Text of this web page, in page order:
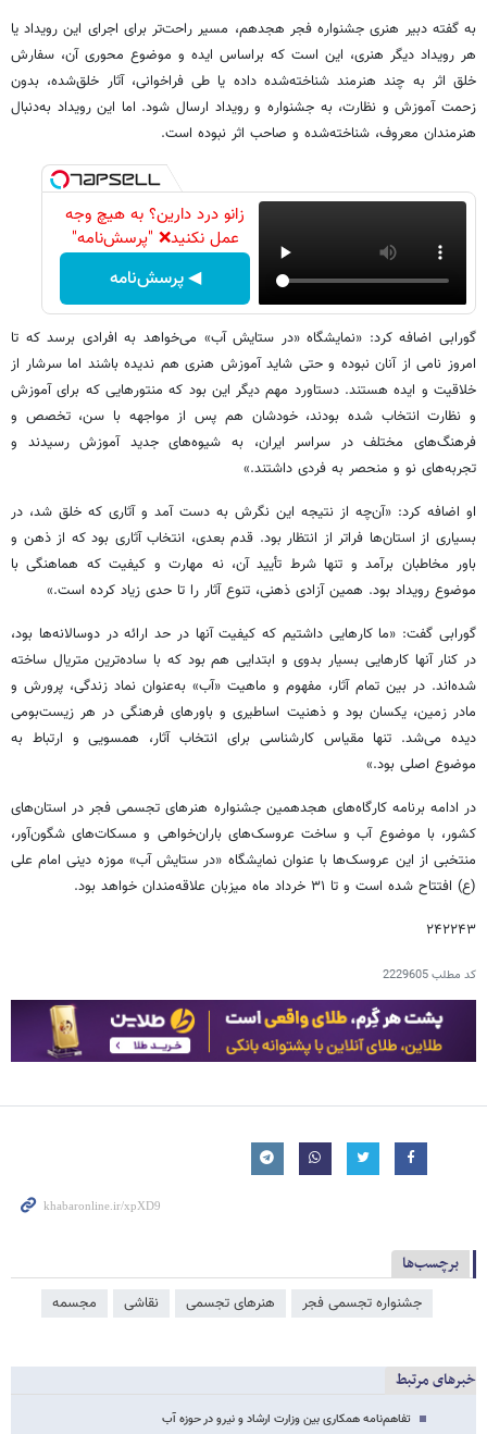
به گفته دبیر هنری جشنواره فجر هجدهم، مسیر راحت‌تر برای اجرای این رویداد یا
هر رویداد دیگر هنری، این است که براساس ایده و موضوع محوری آن، سفارش
خلق اثر به چند هنرمند شناخته‌شده داده یا طی فراخوانی، آثار خلق‌شده، بدون
زحمت آموزش و نظارت، به جشنواره و رویداد ارسال شود. اما این رویداد به‌دنبال
هنرمندان معروف، شناخته‌شده و صاحب اثر نبوده است.
زانو درد دارین؟ به هیچ وجه
عمل نکنید❌ "پرسش‌نامه"
◀ پرسش‌نامه
گورابی اضافه کرد: «نمایشگاه «در ستایش آب» می‌خواهد به افرادی برسد که تا
امروز نامی از آنان نبوده و حتی شاید آموزش هنری هم ندیده باشند اما سرشار از
خلاقیت و ایده هستند. دستاورد مهم دیگر این بود که منتورهایی که برای آموزش
و نظارت انتخاب شده بودند، خودشان هم پس از مواجهه با سن، تخصص و
فرهنگ‌های مختلف در سراسر ایران، به شیوه‌های جدید آموزش رسیدند و
تجربه‌های نو و منحصر به ‌فردی داشتند.»
او اضافه کرد: «آن‌چه از نتیجه این نگرش به دست آمد و آثاری که خلق شد، در
بسیاری از استان‌ها فراتر از انتظار بود. قدم بعدی، انتخاب آثاری بود که از ذهن و
باور مخاطبان برآمد و تنها شرط تأیید آن، نه مهارت و کیفیت که هماهنگی با
موضوع رویداد بود. همین آزادی ذهنی، تنوع آثار را تا حدی زیاد کرده است.»
گورابی گفت: «ما کارهایی داشتیم که کیفیت آنها در حد ارائه در دوسالانه‌ها بود،
در کنار آنها کارهایی بسیار بدوی و ابتدایی هم بود که با ساده‌ترین متریال ساخته
شده‌اند. در بین تمام آثار، مفهوم و ماهیت «آب» به‌عنوان نماد زندگی، پرورش و
مادر زمین، یکسان بود و ذهنیت اساطیری و باورهای فرهنگی در هر زیست‌بومی
دیده می‌شد. تنها مقیاس کارشناسی برای انتخاب آثار، همسویی و ارتباط به
موضوع اصلی بود.»
در ادامه برنامه کارگاه‌های هجدهمین جشنواره هنرهای تجسمی فجر در استان‌های
کشور، با موضوع آب و ساخت عروسک‌های باران‌خواهی و مسکات‌های شگون‌آور،
منتخبی از این عروسک‌ها با عنوان نمایشگاه «در ستایش آب» موزه دینی امام علی
(ع) افتتاح شده است و تا ٣١ خرداد ماه میزبان علاقه‌مندان خواهد بود.
۲۴۲۲۴۳
کد مطلب2229605
برچسب‌ها
جشنواره تجسمی فجر هنرهای تجسمی نقاشی مجسمه
خبرهای مرتبط
تفاهم‌نامه همکاری بین وزارت ارشاد و نیرو در حوزه آب